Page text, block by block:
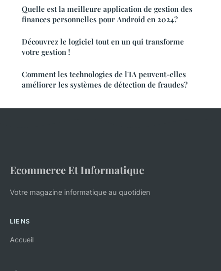
Quelle est la meilleure application de gestion des
finances personnelles pour Android en 2024?
Découvrez le logiciel tout en un qui transforme
votre gestion !
Comment les technologies de l'IA peuvent-elles
améliorer les systèmes de détection de fraudes?
Ecommerce Et Informatique
Votre magazine informatique au quotidien
LIENS
Accueil